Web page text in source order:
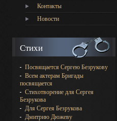
Контакты
Новости
Стихи
Посвящается Сергею Безрукову
Всем актерам Бригады
посвящается
Стихотворение для Сергея
Безрукова
Для Сергея Безрукова
Дмитрию Дюжеву